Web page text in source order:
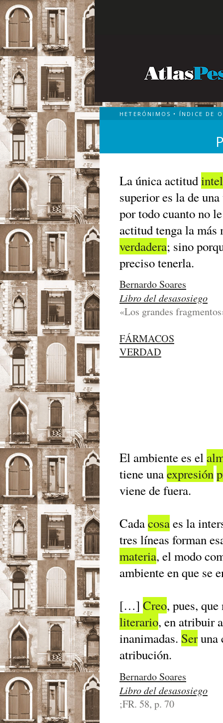
HETERÓNIMOS • ÍNDICE DE
La única actitud
superior es la de
por todo cuanto no
actitud tenga la más
verdadera; sino
preciso tenerla.
Bernardo Soares
Libro del desasosiego
«Los grandes
FÁRMACOS
VERDAD
El ambiente es el
tiene unaexpresión
viene de fuera.
Cadacosaes la
tres líneas forman
materia, el modo
ambiente en que se
[…] Creo, pues,
literario, en atribuir
inanimadas. Seruna
atribución.
Bernardo Soares
Libro del desasosiego
;FR. 58, p. 70